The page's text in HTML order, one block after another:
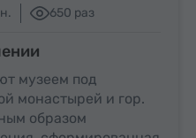
650 раз
музеем под
монастырей и гор.
образом